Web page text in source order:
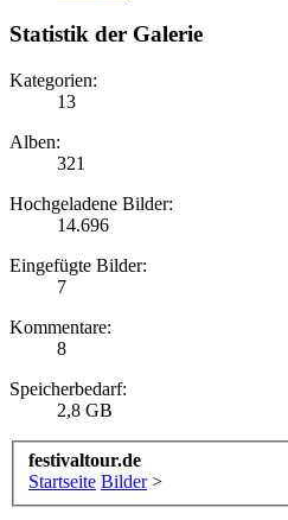
Statistik der Galerie
Kategorien:
13
Alben:
321
Hochgeladene Bilder:
14.696
Eingefügte Bilder:
7
Kommentare:
8
Speicherbedarf:
2,8 GB
festivaltour.de
Startseite Bilder >